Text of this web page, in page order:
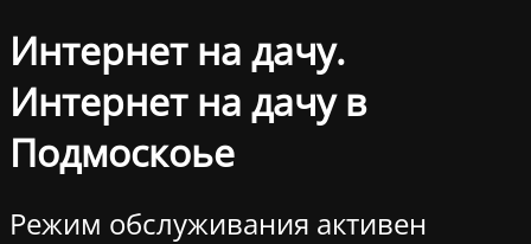
Интернет на дачу.
Интернет на дачу в
Подмоскоье
Режим обслуживания активен